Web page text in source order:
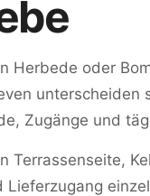
Herbede oder
unterscheiden
Zugänge und
Terrassenseite,
Lieferzugang